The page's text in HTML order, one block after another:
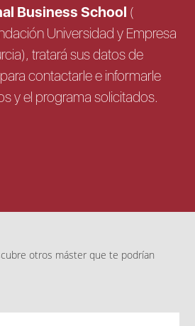
Business School (
Universidad y Empresa
tratará sus datos de
contactarle e informarle
y el programa solicitados.
otros máster que te podrían